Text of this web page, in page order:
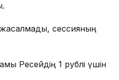
сессияның
Ресейдің 1 рублі үшін